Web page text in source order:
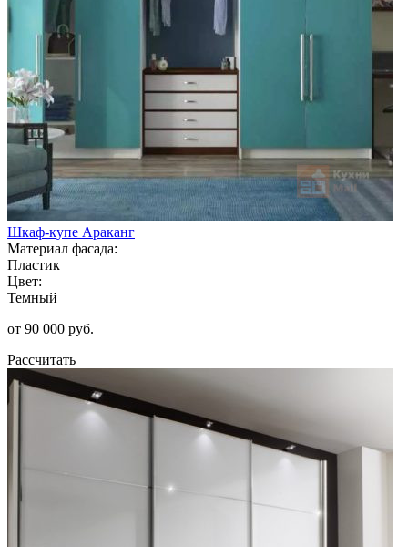
Шкаф-купе Араканг
Материал фасада:
Пластик
Цвет:
Темный
от 90 000 руб.
Рассчитать